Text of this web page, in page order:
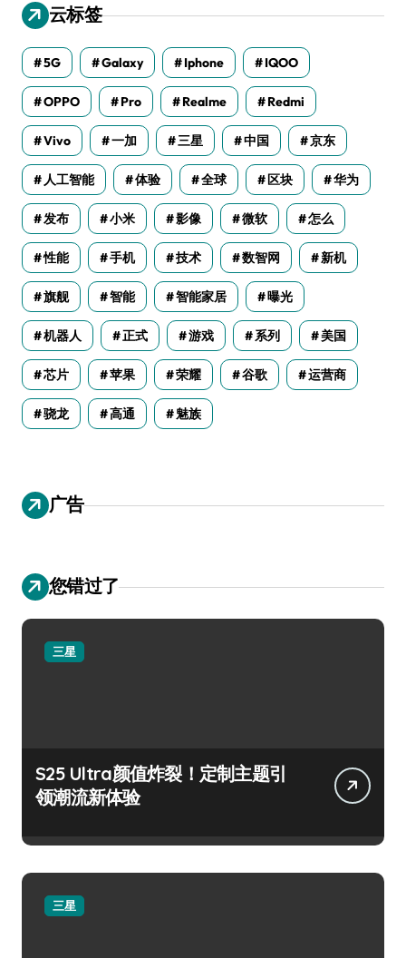
云标签
5G Galaxy Iphone IQOO
OPPO Pro Realme Redmi
Vivo 一加 三星 中国 京东
人工智能 体验 全球 区块 华为
发布 小米 影像 微软 怎么
性能 手机 技术 数智网 新机
旗舰 智能 智能家居 曝光
机器人 正式 游戏 系列 美国
芯片 苹果 荣耀 谷歌 运营商
骁龙 高通 魅族
广告
您错过了
三星
S25 Ultra颜值炸裂！定制主题引
领潮流新体验
三星